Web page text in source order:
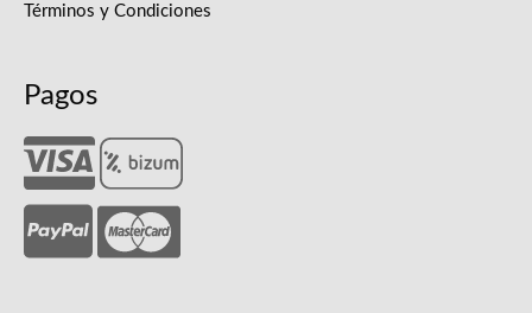
Términos y Condiciones
Pagos